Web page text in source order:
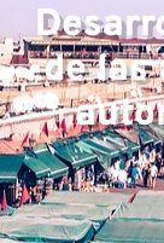
de las